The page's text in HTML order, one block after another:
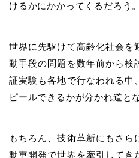
けるかにかかってくるだろう。
世界に先駆けて高齢化社会を
動手段の問題を数年前から検
証実験も各地で行なわれる中
ピールできるかが分かれ道と
もちろん、技術革新にもさら
動車開発で世界を牽引してき